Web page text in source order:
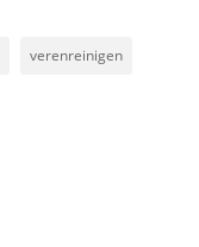
verenreinigen